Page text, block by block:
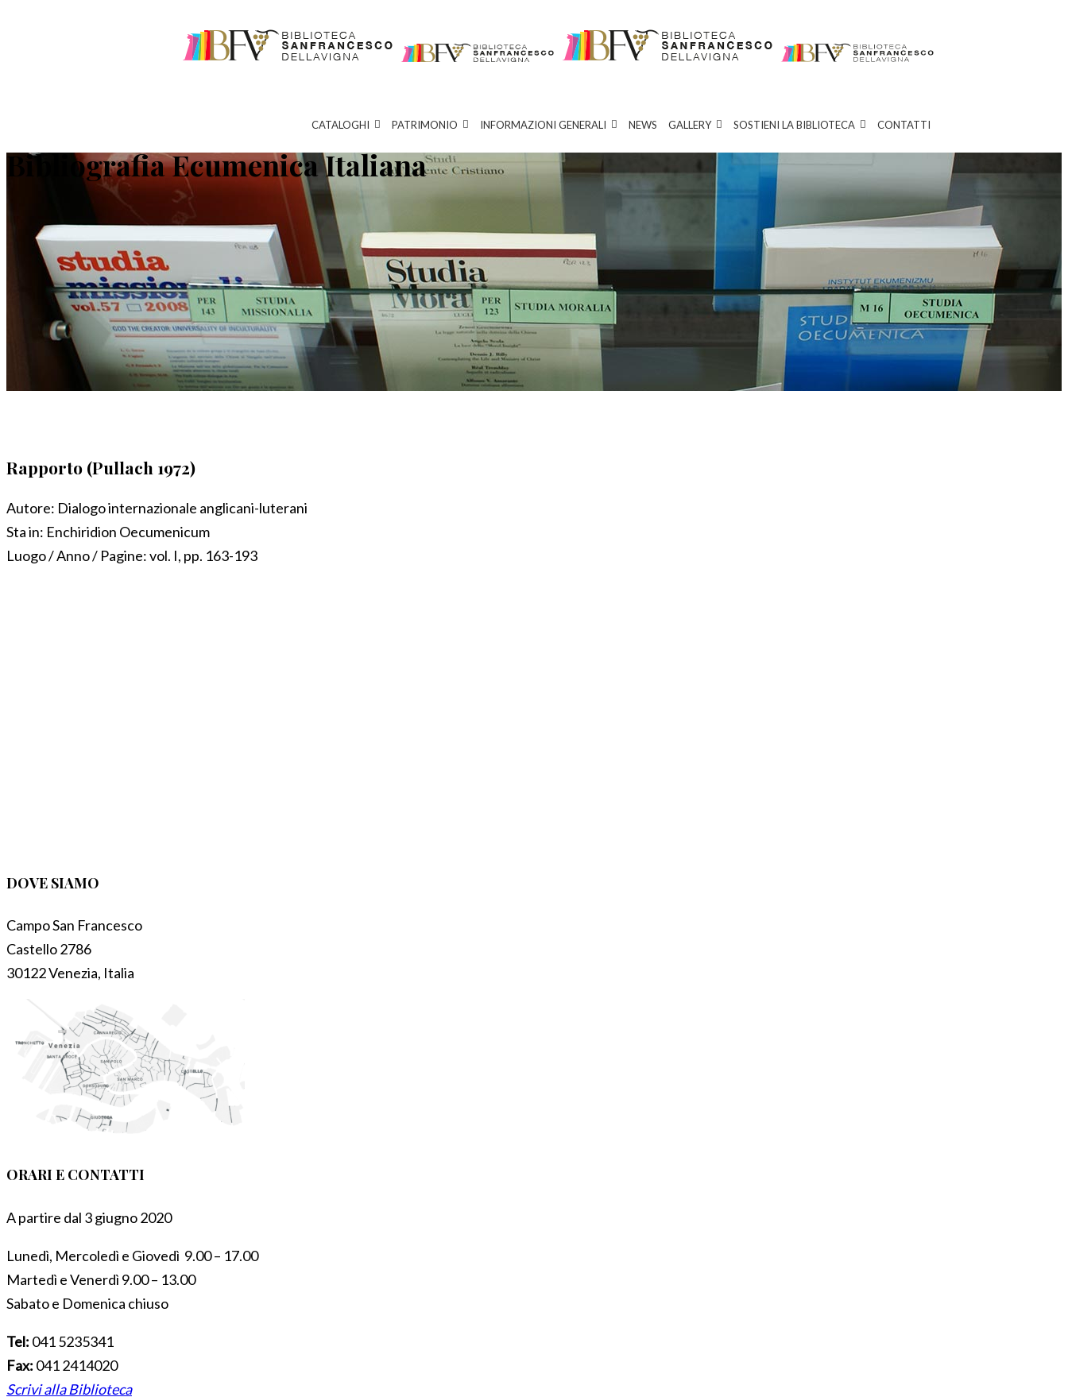
CATALOGHI PATRIMONIO INFORMAZIONI GENERALI NEWS GALLERY SOSTIENI LA BIBLIOTECA CONTATTI
Bibliografia Ecumenica Italiana
Rapporto (Pullach 1972)
Autore: Dialogo internazionale anglicani-luterani
Sta in: Enchiridion Oecumenicum
Luogo / Anno / Pagine:vol. I, pp. 163-193
DOVE SIAMO
Campo San Francesco
Castello 2786
30122 Venezia, Italia
ORARI E CONTATTI
A partire dal 3 giugno 2020
Lunedì, Mercoledì e Giovedì 9.00 – 17.00
Martedì e Venerdì 9.00 – 13.00
Sabato e Domenica chiuso
Tel: 041 5235341
Fax: 041 2414020
Scrivi alla Biblioteca